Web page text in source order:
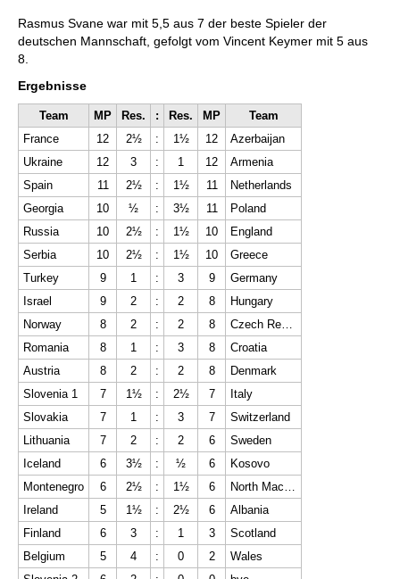
Rasmus Svane war mit 5,5 aus 7 der beste Spieler der
deutschen Mannschaft, gefolgt vom Vincent Keymer mit 5 aus
8.
Ergebnisse
Team MP Res. : Res. MP
Team
France
12 2½ : 1½ 12
Azerbaijan
Ukraine
12 3 : 1 12
Armenia
Spain
11 2½ : 1½ 11
Netherlands
Georgia
10 ½ : 3½ 11
Poland
Russia
10 2½ : 1½ 10
England
Serbia
10 2½ : 1½ 10
Greece
Turkey
9 1 : 3 9
Germany
Israel
9 2 : 2 8
Hungary
Norway
8 2 : 2 8
Czech Republic
Romania
8 1 : 3 8
Croatia
Austria
8 2 : 2 8
Denmark
Slovenia 1
7 1½ : 2½ 7
Italy
Slovakia
7 1 : 3 7
Switzerland
Lithuania
7 2 : 2 6
Sweden
Iceland
6 3½ : ½ 6
Kosovo
Montenegro
6 2½ : 1½ 6
North Macedonia
Ireland
5 1½ : 2½ 6
Albania
Finland
6 3 : 1 3
Scotland
Belgium
5 4 : 0 2
Wales